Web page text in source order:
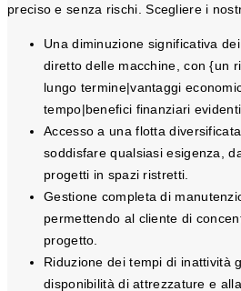
preciso e senza rischi. Scegliere i
Una diminuzione significativa
diretto delle macchine, con {un
lungo termine|vantaggi
tempo|benefici finanziari
Accesso a una flotta
soddisfare qualsiasi esigenza,
progetti in spazi ristretti.
Gestione completa di
permettendo al cliente di
progetto.
Riduzione dei tempi di inattività
disponibilità di attrezzature e